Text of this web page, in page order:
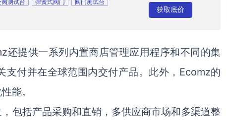
阀测试台 弹簧式阀门 阀门测试台
获取底价
还提供一系列内置商店管理应用程序和不同的集
付并在全球范围内交付产品。此外，Ecomz的
能。
包括产品采购和直销，多供应商市场和多渠道整